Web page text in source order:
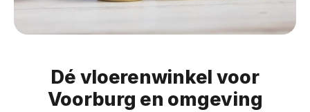
Dé vloerenwinkel voor
Voorburg en omgeving